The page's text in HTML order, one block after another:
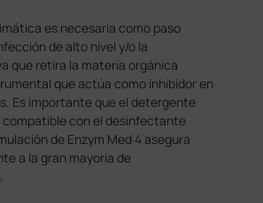
es necesaria como paso
de alto nivel y/o la
que retira la materia orgánica
que actúa como inhibidor en
Es importante que el detergente
con el desinfectante
de Enzym Med 4 asegura
a la gran mayoría de